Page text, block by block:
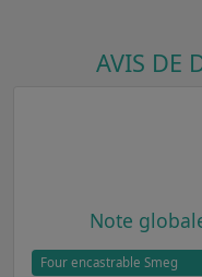
AVIS DE
Note
Four encastrable Smeg